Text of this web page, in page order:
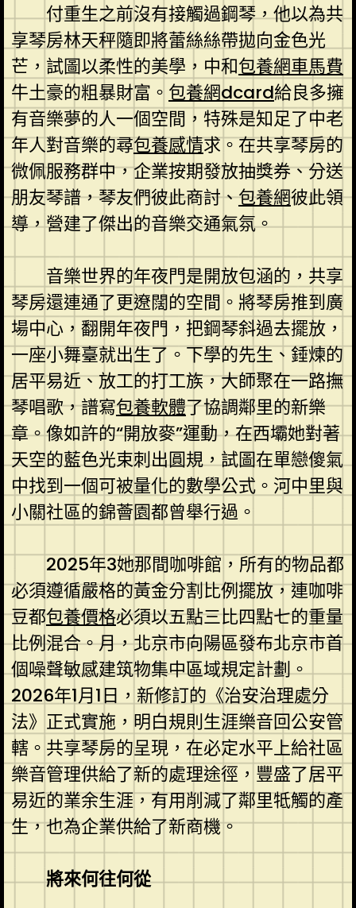
付重生之前沒有接觸過鋼琴，他以為共
享琴房林天秤隨即將蕾絲絲帶拋向金色光
芒，試圖以柔性的美學，中和包養網車馬費
牛土豪的粗暴財富。 包養網dcard給良多擁
有音樂夢的人一個空間，特殊是知足了中老
年人對音樂的尋包養感情求。在共享琴房的
微佩服務群中，企業按期發放抽獎券、分送
朋友琴譜，琴友們彼此商討、包養網彼此領
導，營建了傑出的音樂交通氣氛。
音樂世界的年夜門是開放包涵的，共享
琴房還連通了更遼闊的空間。將琴房推到廣
場中心，翻開年夜門，把鋼琴斜過去擺放，
一座小舞臺就出生了。下學的先生、錘煉的
居平易近、放工的打工族，大師聚在一路撫
琴唱歌，譜寫包養軟體了協調鄰里的新樂
章。像如許的“開放麥”運動，在西壩她對著
天空的藍色光束刺出圓規，試圖在單戀傻氣
中找到一個可被量化的數學公式。河中里與
小關社區的錦薈園都曾舉行過。
2025年3她那間咖啡館，所有的物品都
必須遵循嚴格的黃金分割比例擺放，連咖啡
豆都包養價格必須以五點三比四點七的重量
比例混合。月，北京市向陽區發布北京市首
個噪聲敏感建筑物集中區域規定計劃。
2026年1月1日，新修訂的《治安治理處分
法》正式實施，明白規則生涯樂音回公安管
轄。共享琴房的呈現，在必定水平上給社區
樂音管理供給了新的處理途徑，豐盛了居平
易近的業余生涯，有用削減了鄰里牴觸的產
生，也為企業供給了新商機。
將來何往何從